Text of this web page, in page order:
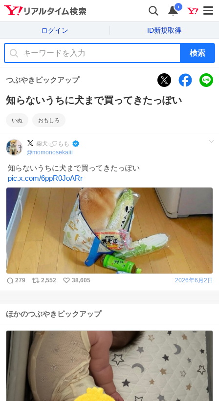
i
ログイン ID新規取得
検索
つぶやきピックアップ
知らないうちに犬まで買ってきたっぽい
いぬ おもしろ
柴犬·͜·♡もも
@momonosekaiii
知らないうちに犬まで買ってきたっぽい
pic.x.com/6ppR0JoARr
279 2,552 38,605 2026年6月2日
ほかのつぶやきピックアップ